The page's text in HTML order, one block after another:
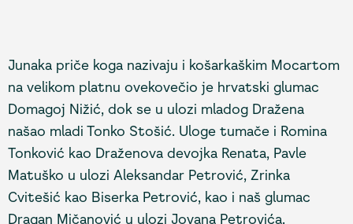
Junaka priče koga nazivaju i košarkaškim Mocartom
na velikom platnu ovekovečio je hrvatski glumac
Domagoj Nižić, dok se u ulozi mladog Dražena
našao mladi Tonko Stošić. Uloge tumače i Romina
Tonković kao Draženova devojka Renata, Pavle
Matuško u ulozi Aleksandar Petrović, Zrinka
Cvitešić kao Biserka Petrović, kao i naš glumac
Dragan Mičanović u ulozi Jovana Petrovića.